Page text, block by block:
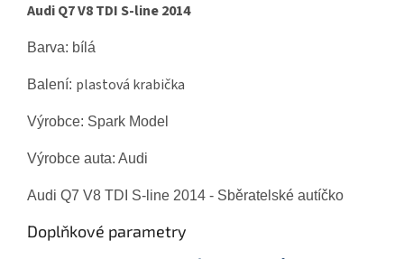
Audi Q7 V8 TDI S-line 2014
Barva: bílá
Balení: plastová krabička
Výrobce: Spark Model
Výrobce auta: Audi
Audi Q7 V8 TDI S-line 2014 - Sběratelské autíčko
Doplňkové parametry